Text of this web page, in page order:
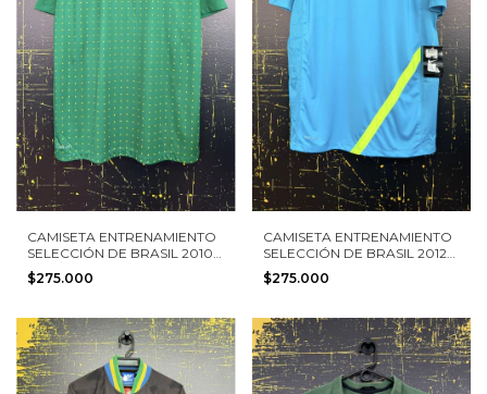
CAMISETA ENTRENAMIENTO
SELECCIÓN DE BRASIL 2010
NIKE TALLA L NUEVA SIN
ETIQUETAS
$275.000
CAMISETA ENTRENAMIENTO
SELECCIÓN DE BRASIL 2012
NIKE TALLA L NUEVA CON
ETIQUETAS
$275.000